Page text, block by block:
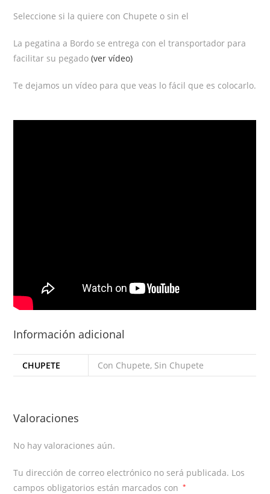
Seleccione si la quiere con Chupete o sin el
La pegatina a Bordo se entrega con el transportador para
facilitar su pegado(ver vídeo)
Te dejamos un vídeo para que veas lo fácil que es colocarlo.
Información adicional
CHUPETE Con Chupete, Sin Chupete
Valoraciones
No hay valoraciones aún.
Tu dirección de correo electrónico no será publicada. Los
campos obligatorios están marcados con
*